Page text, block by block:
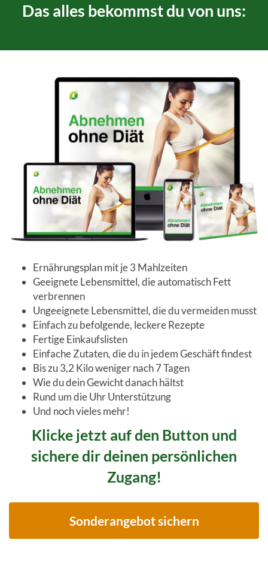
Das alles bekommst du von uns:
Ernährungsplan mit je 3 Mahlzeiten
Geeignete Lebensmittel, die automatisch Fett
verbrennen
Ungeeignete Lebensmittel, die du vermeiden musst
Einfach zu befolgende, leckere Rezepte
Fertige Einkaufslisten
Einfache Zutaten, die du in jedem Geschäft findest
Bis zu 3,2 Kilo weniger nach 7 Tagen
Wie du dein Gewicht danach hältst
Rund um die Uhr Unterstützung
Und noch vieles mehr!
Klicke jetzt auf den Button und
sichere dir deinen persönlichen
Zugang!
Sonderangebot sichern